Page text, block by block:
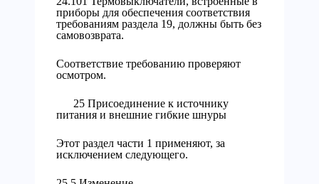
приборы для обеспечения соответствия
требованиям раздела 19, должны быть без
самовозврата.
Соответствие требованию проверяют
осмотром.
25 Присоединение к источнику
питания и внешние гибкие шнуры
Этот раздел части 1 применяют, за
исключением следующего.